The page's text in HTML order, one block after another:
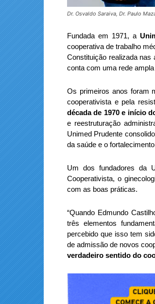
Dr. Osvaldo Saraiva, Dr. Paulo
Fundada em 1971, a
cooperativa de trabalho
Constituição realizada nas
conta com uma rede
Os primeiros anos foram
cooperativista e pela
década de 1970 e início
e reestruturação
Unimed Prudente
da saúde e o
Um dos fundadores da
Cooperativista, o
com as boas práticas.
“Quando Edmundo
três elementos
percebido que isso tem
de admissão de novos
verdadeiro sentido do